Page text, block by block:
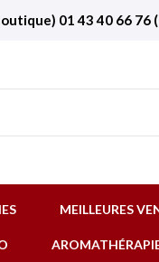
01 43 40 66 76
MEILLEURES